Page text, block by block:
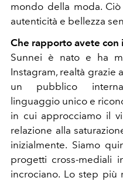
mondo della moda.
autenticità e bellezza
Che rapporto avete con
Sunnei è nato e ha
Instagram, realtà grazie
un pubblico
linguaggio unico e
in cui approcciamo il
relazione alla
inizialmente. Siamo
progetti cross-mediali
incrociano. Lo step più